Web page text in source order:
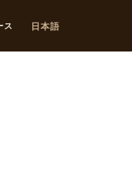
ス 日本語